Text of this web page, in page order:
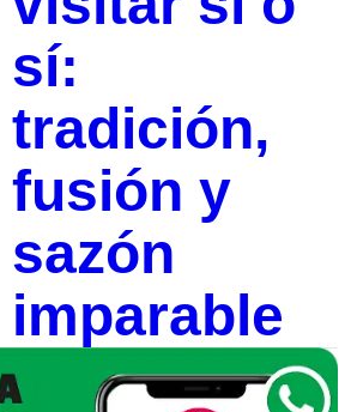
sí:
tradición,
fusión y
sazón
imparable